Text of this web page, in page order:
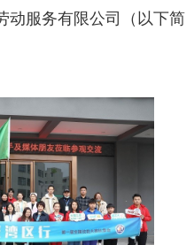
动服务有限公司（以下简